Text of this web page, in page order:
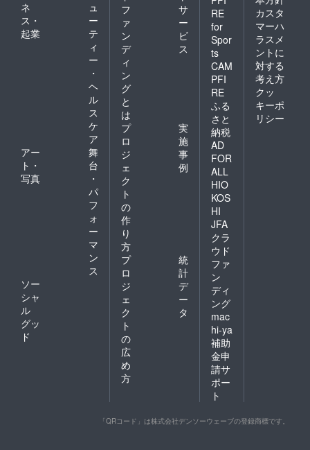
ネ
ス・
起業
ュ
ー
テ
ィ
ー
・
ヘ
ル
ス
ケ
ア
アー
ト・
写真
舞
台
・
パ
フ
ォ
ー
マ
ン
ス
ソー
シャ
ル
グッ
ド
フ
ァ
ン
デ
ィ
ン
グ
と
は
サ
ー
ビ
ス
プ
ロ
ジ
ェ
ク
ト
の
作
り
方
実
施
事
例
プ
ロ
ジ
ェ
ク
ト
の
広
め
方
統
計
デ
ー
タ
RE
for
Spor
ts
CAM
PFI
RE
ふる
さと
納税
AD
FOR
ALL
HIO
KOS
HI
JFA
クラ
ウド
ファ
ン
ディ
ング
mac
hi-ya
補助
金申
請サ
ポー
ト
カスタ
マーハ
ラスメ
ントに
対する
考え方
クッ
キーポ
リシー
「QRコード」は株式会社デンソーウェーブの登録商標です。